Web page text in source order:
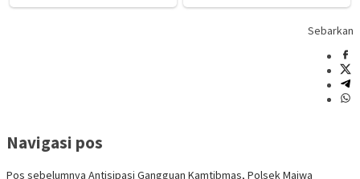
Sebarkan
Navigasi pos
Pos sebelumnya Antisipasi Gangguan Kamtibmas, Polsek Maiwa